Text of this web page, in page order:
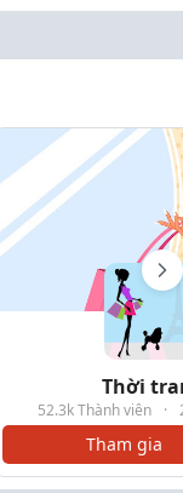
Thời
52.3k Thành viên ·
Tham gia